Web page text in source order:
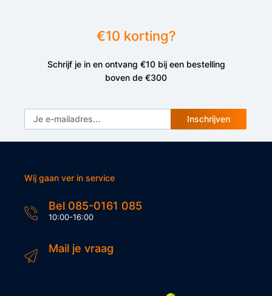
€10 korting?
Schrijf je in en ontvang €10 bij een bestelling
boven de €300
Inschrijven
Wij gaan ver in service
Bel 085-0161 085
10:00-16:00
Mail je vraag